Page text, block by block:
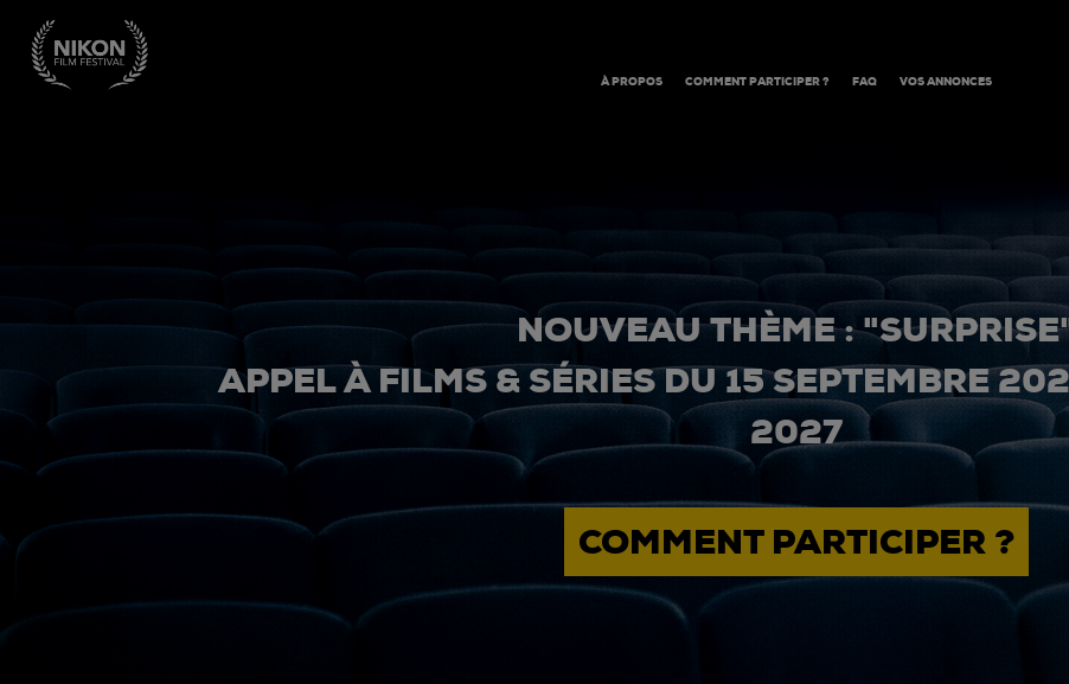
À PROPOS COMMENT PARTICIPER ? FAQ VOS ANNONCES
NOUVEAU THÈME :
APPEL À FILMS & SÉRIES DU 15 SEPTEMBRE
2027
COMMENT PARTICIPER ?